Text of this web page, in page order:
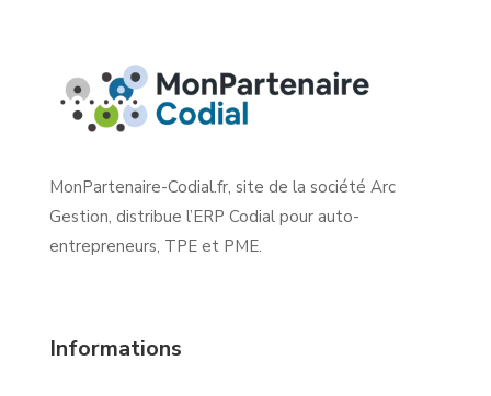
MonPartenaire-Codial.fr, site de la société Arc
Gestion, distribue l’ERP Codial pour auto-
entrepreneurs, TPE et PME.
Informations